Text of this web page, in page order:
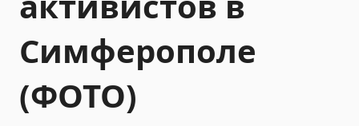
Симферополе
(ФОТО)